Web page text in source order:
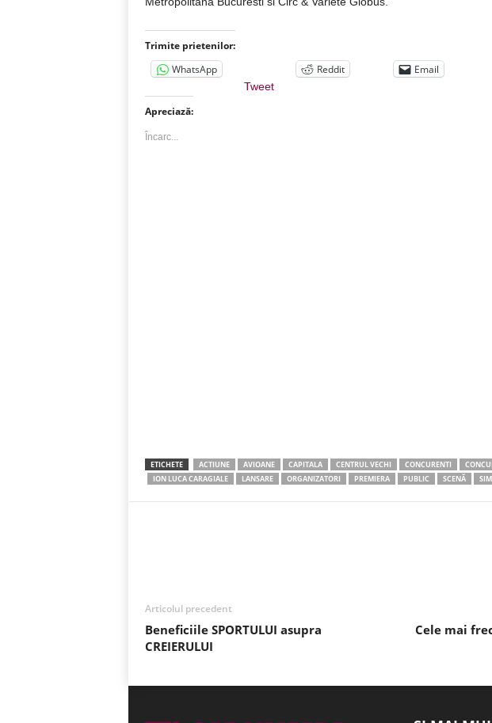
Trimite prietenilor:
WhatsApp
Tweet
Reddit Email
Apreciază:
Încarc...
ETICHETE ACTIUNE AVIOANE CAPITALA CENTRUL VECHI CONCURENTI
ION LUCA CARAGIALE
LANSARE ORGANIZATORI PREMIERA PUBLIC SCENĂ
Articolul precedent
Beneficiile SPORTULUI asupra
CREIERULUI
Cele mai